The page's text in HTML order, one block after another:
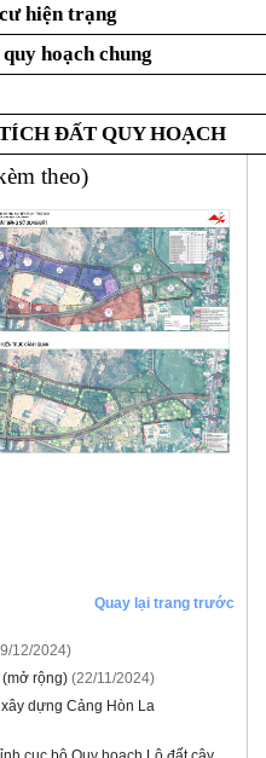
hiện trạng
hoạch chung
ĐẤT QUY HOẠCH
theo)
Quay lại trang trước
12/2024)
rộng) (22/11/2024)
dựng Cảng Hòn La